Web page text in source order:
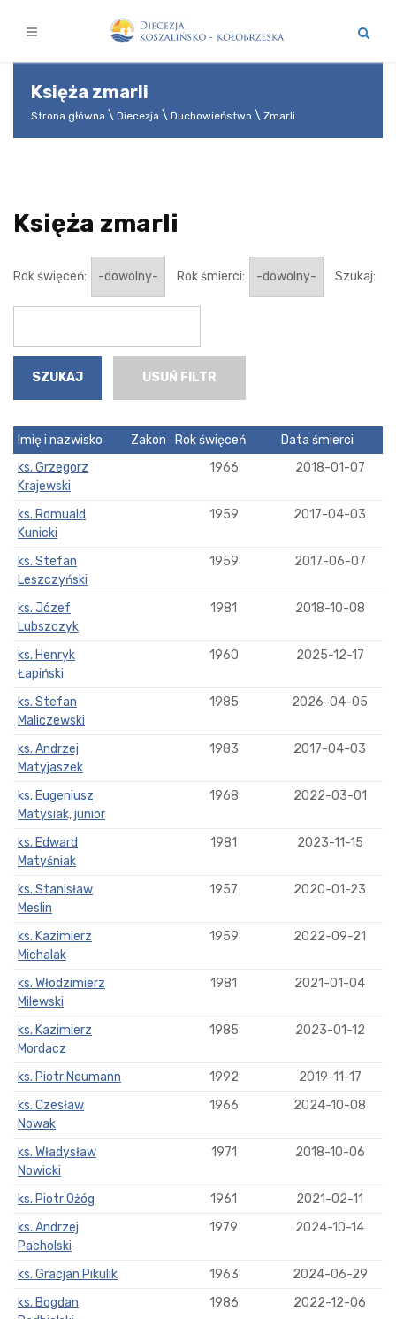
Księża zmarli
Strona główna Diecezja Duchowieństwo Zmarli
Księża zmarli
Rok święceń: Rok śmierci: Szukaj:
USUŃ FILTR
Imię i nazwisko Zakon Rok święceń
Data śmierci
ks. Grzegorz
Krajewski
1966 2018-01-07
ks. Romuald
Kunicki
1959 2017-04-03
ks. Stefan
Leszczyński
1959 2017-06-07
ks. Józef
Lubszczyk
1981 2018-10-08
ks. Henryk
Łapiński
1960 2025-12-17
ks. Stefan
Maliczewski
1985 2026-04-05
ks. Andrzej
Matyjaszek
1983 2017-04-03
ks. Eugeniusz
Matysiak, junior
1968 2022-03-01
ks. Edward
Matyśniak
1981 2023-11-15
ks. Stanisław
Meslin
1957 2020-01-23
ks. Kazimierz
Michalak
1959 2022-09-21
ks. Włodzimierz
Milewski
1981 2021-01-04
ks. Kazimierz
Mordacz
1985 2023-01-12
ks. Piotr Neumann 1992
2019-11-17
ks. Czesław
Nowak
1966 2024-10-08
ks. Władysław
Nowicki
1971 2018-10-06
ks. Piotr Ożóg 1961
2021-02-11
ks. Andrzej
Pacholski
1979 2024-10-14
ks. Gracjan Pikulik 1963
2024-06-29
ks. Bogdan
1986 2022-12-06